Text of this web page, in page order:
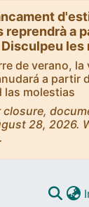
reprendrà a
les
de verano, la
a partir
las molestias
closure,
28, 2026.